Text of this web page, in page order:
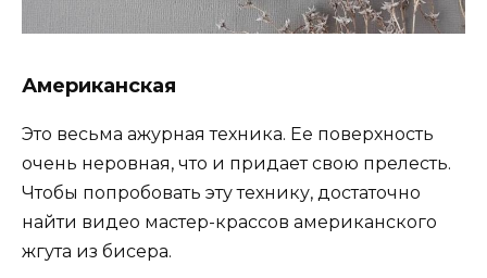
Американская
Это весьма ажурная техника. Ее поверхность
очень неровная, что и придает свою прелесть.
Чтобы попробовать эту технику, достаточно
найти видео мастер-крассов американского
жгута из бисера.